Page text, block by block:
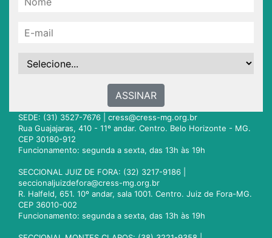
ASSINAR
SEDE: (31) 3527-7676 | cress@cress-mg.org.br
Rua Guajajaras, 410 - 11º andar. Centro. Belo Horizonte - MG.
CEP 30180-912
Funcionamento: segunda a sexta, das 13h às 19h
SECCIONAL JUIZ DE FORA: (32) 3217-9186 |
seccionaljuizdefora@cress-mg.org.br
R. Halfeld, 651. 10º andar, sala 1001. Centro. Juiz de Fora-MG.
CEP 36010-002
Funcionamento: segunda a sexta, das 13h às 19h